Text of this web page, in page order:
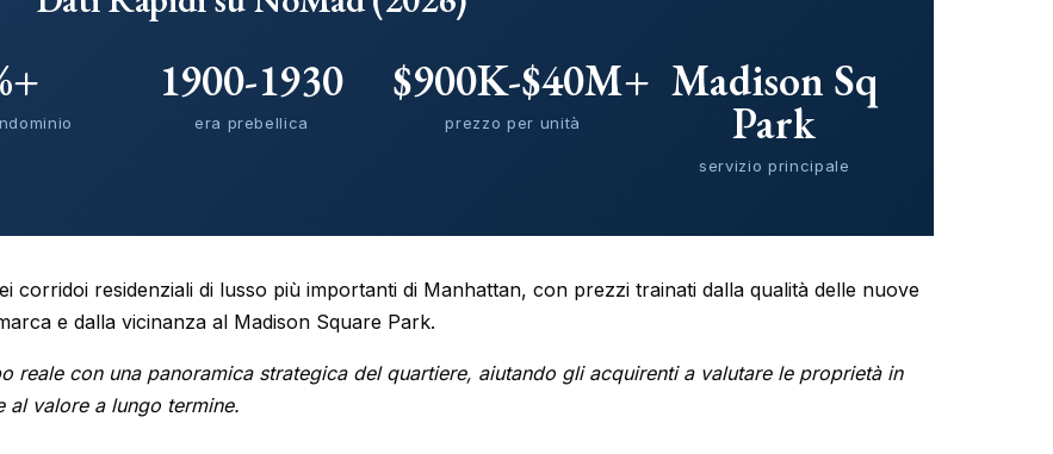
1900-1930
era prebellica
$900K-$40M+
prezzo per unità
Madison Sq
Park
servizio principale
corridoi residenziali di lusso più importanti di Manhattan, con prezzi trainati dalla qualità delle nuove
e dalla vicinanza al Madison Square Park.
reale con una panoramica strategica del quartiere, aiutando gli acquirenti a valutare le proprietà in
al valore a lungo termine.